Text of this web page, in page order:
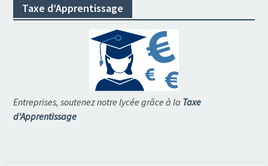
Taxe d’Apprentissage
Entreprises, soutenez notre lycée grâce à la Taxe
d'Apprentissage